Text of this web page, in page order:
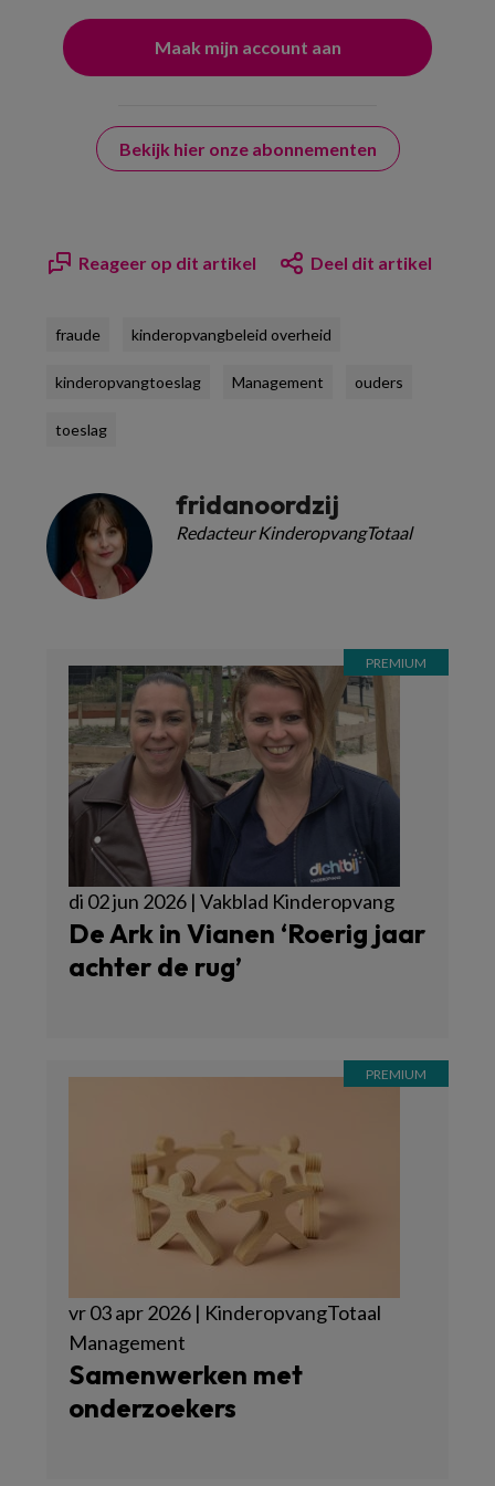
Bekijk hier onze abonnementen
Reageer op dit artikel Deel dit artikel
fraude kinderopvangbeleid overheid
kinderopvangtoeslag Management ouders
toeslag
fridanoordzij
Redacteur KinderopvangTotaal
di 02 jun 2026 | Vakblad Kinderopvang
De Ark in Vianen ‘Roerig jaar
achter de rug’
vr 03 apr 2026 | KinderopvangTotaal
Management
Samenwerken met
onderzoekers